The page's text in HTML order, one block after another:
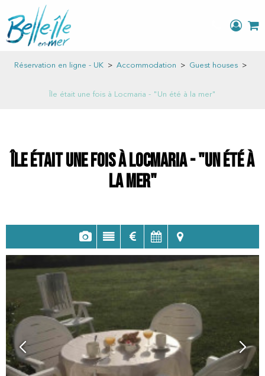
Réservation en ligne - UK > Accommodation > Guest houses >
Île était une fois à Locmaria - "Un été à la mer"
Île était une fois à Locmaria - "Un été à
la mer"